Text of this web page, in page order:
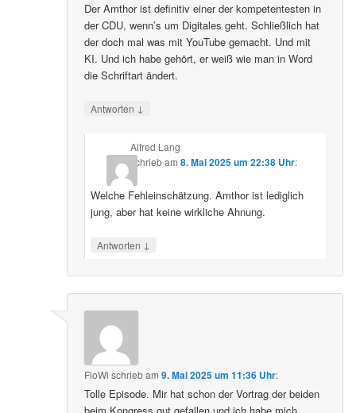
Der Amthor ist definitiv einer der kompetentesten in
der CDU, wenn’s um Digitales geht. Schließlich hat
der doch mal was mit YouTube gemacht. Und mit
KI. Und ich habe gehört, er weiß wie man in Word
die Schriftart ändert.
Antworten ↓
Alfred Lang
schriebam 8. Mai 2025 um 22:38 Uhr:
Welche Fehleinschätzung. Amthor ist lediglich
jung, aber hat keine wirkliche Ahnung.
Antworten ↓
FloWi schriebam9. Mai 2025 um 11:36 Uhr:
Tolle Episode. Mir hat schon der Vortrag der beiden